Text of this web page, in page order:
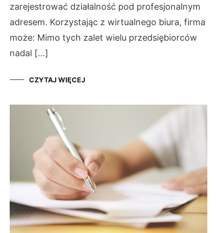
zarejestrować działalność pod profesjonalnym
adresem. Korzystając z wirtualnego biura, firma
może: Mimo tych zalet wielu przedsiębiorców
nadal […]
CZYTAJ WIĘCEJ